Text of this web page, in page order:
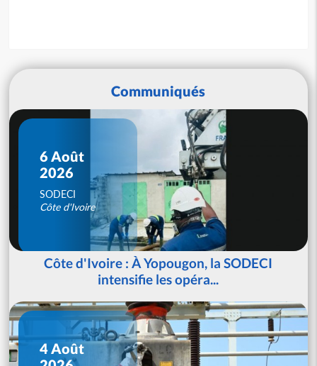
Communiqués
6 Août
2026
SODECI
Côte d'Ivoire
Côte d'Ivoire : À Yopougon, la SODECI
intensifie les opéra...
4 Août